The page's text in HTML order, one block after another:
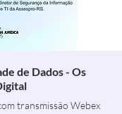
de Dados - Os
transmissão Webex